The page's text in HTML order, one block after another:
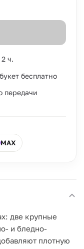
2 ч.
бесплатно
передачи
MAX
две крупные
и бледно-
плотную